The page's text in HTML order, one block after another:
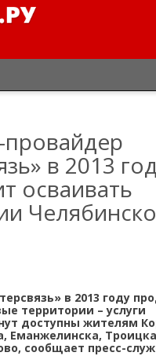
в 2013
осваивать
в 2013 году
территории – услуги
доступны жителям
Еманжелинска,
сообщает пресс-